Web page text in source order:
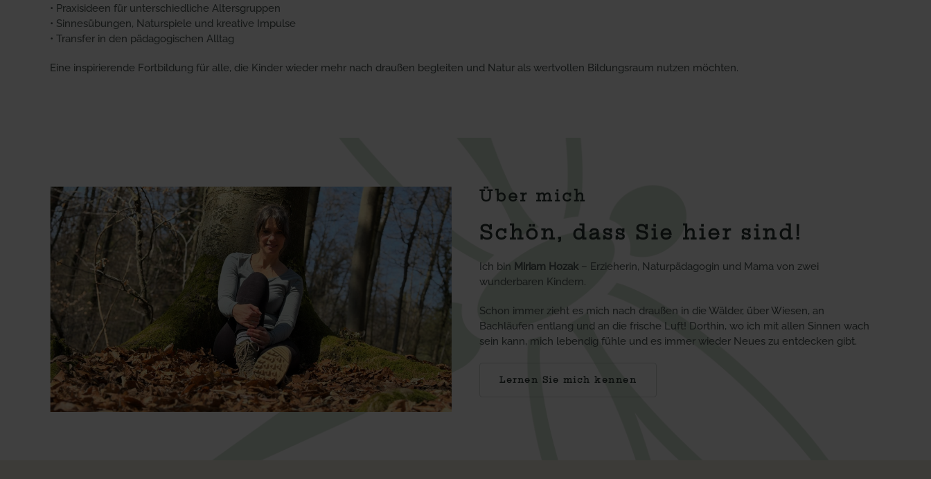
• Praxisideen für unterschiedliche Altersgruppen
• Sinnesübungen, Naturspiele und kreative Impulse
• Transfer in den pädagogischen Alltag
Eine inspirierende Fortbildung für alle, die Kinder wieder mehr nach draußen begleiten und Natur als wertvollen Bildungsraum nutzen möchten.
Über mich
Schön, dass Sie hier sind!
Ich bin Miriam Hozak – Erzieherin, Naturpädagogin und Mama von zwei
wunderbaren Kindern.
Schon immer zieht es mich nach draußen in die Wälder, über Wiesen, an
Bachläufen entlang und an die frische Luft! Dorthin, wo ich mit allen Sinnen wach
sein kann, mich lebendig fühle und es immer wieder Neues zu entdecken gibt.
Lernen Sie mich kennen